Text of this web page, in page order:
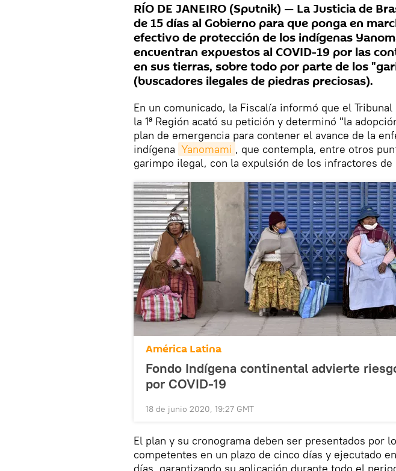
RÍO DE JANEIRO (Sputnik) — La Justicia de
de 15 días al Gobierno para que ponga en
efectivo de protección de los indígenas
encuentran expuestos al COVID-19 por las
en sus tierras, sobre todo por parte de los
(buscadores ilegales de piedras preciosas).
En un comunicado, la Fiscalía informó que el Tribunal
la 1ª Región acató su petición y determinó "la
plan de emergencia para contener el avance de la
indígena Yanomami , que contempla, entre otros
garimpo ilegal, con la expulsión de los infractores
América Latina
Fondo Indígena continental advierte
por COVID-19
18 de junio 2020, 19:27 GMT
El plan y su cronograma deben ser presentados por
competentes en un plazo de cinco días y ejecutado